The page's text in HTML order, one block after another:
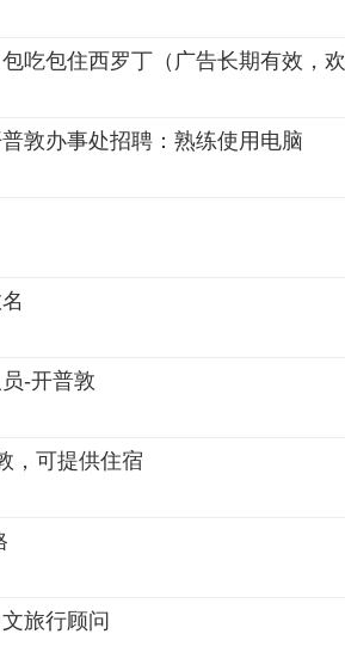
吃包住西罗丁（广告长期有效，欢
敦办事处招聘：熟练使用电脑
-开普敦
，可提供住宿
旅行顾问